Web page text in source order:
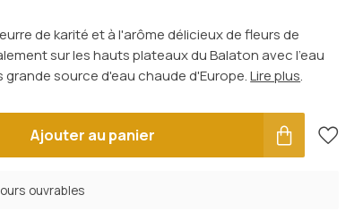
de karité et à l'arôme délicieux de fleurs de
sur les hauts plateaux du Balaton avec l'eau
grande source d'eau chaude d'Europe.Lire plus.
Ajouter au panier
ouvrables